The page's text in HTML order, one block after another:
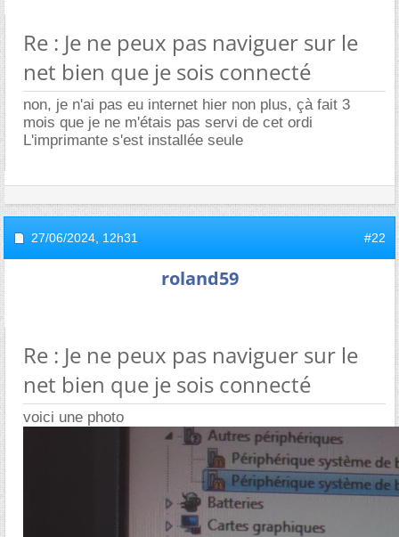
Re : Je ne peux pas naviguer sur le
net bien que je sois connecté
non, je n'ai pas eu internet hier non plus, çà fait 3
mois que je ne m'étais pas servi de cet ordi
L'imprimante s'est installée seule
27/06/2024, 12h31 #22
roland59
Re : Je ne peux pas naviguer sur le
net bien que je sois connecté
voici une photo